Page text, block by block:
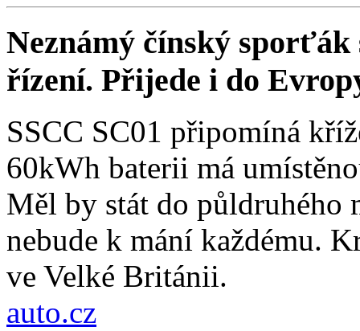
Neznámý čínský
řízení. Přijede i do
SSCC SC01 připomíná
60kWh baterii má
Měl by stát do půldruhého
nebude k mání každému.
ve Velké Británii.
auto.cz